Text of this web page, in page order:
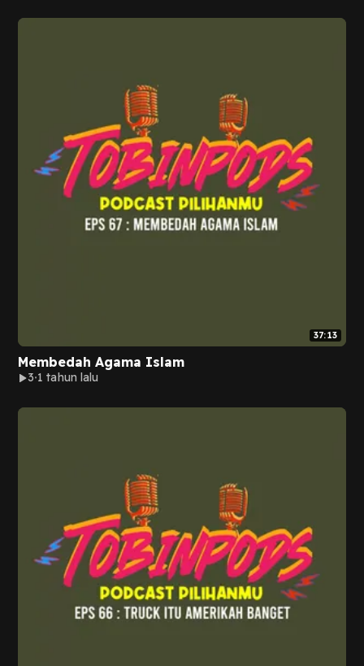
37:13
Membedah Agama Islam
3 1 tahun lalu